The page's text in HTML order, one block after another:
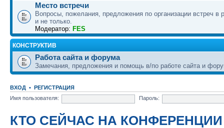
Место встречи
Вопросы, пожелания, предложения по организации встреч в
и не только.
Модератор: FES
КОНСТРУКТИВ
Работа сайта и форума
Замечания, предложения и помощь в/по работе сайта и
ВХОД • РЕГИСТРАЦИЯ
Имя пользователя:
Пароль:
КТО СЕЙЧАС НА КОНФЕРЕНЦИИ